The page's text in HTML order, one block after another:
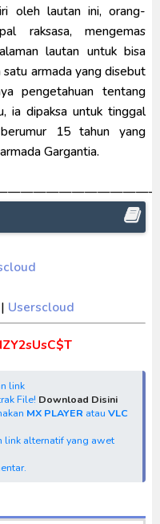
oleh lautan ini, orang-
raksasa, mengemas
lautan untuk bisa
armada yang disebut
pengetahuan tentang
ia dipaksa untuk tinggal
15 tahun yang
Gargantia.
| Userscloud
link
File! Download Disini
MX PLAYER atau VLC
link alternatif yang awet